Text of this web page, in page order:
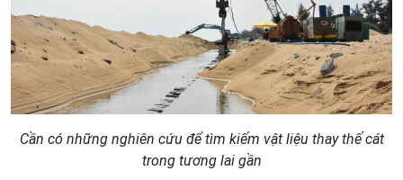
Cần có những nghiên cứu để tìm kiếm vật liệu thay thế cát
trong tương lai gần